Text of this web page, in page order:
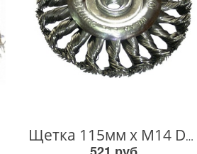
Щетка 115мм х M14 D-29561 D-29561